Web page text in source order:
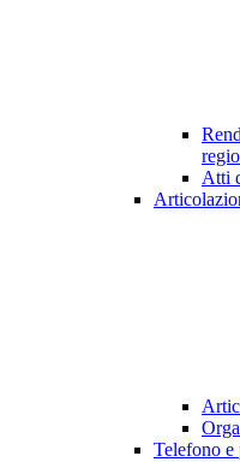
Atti
Telefono e